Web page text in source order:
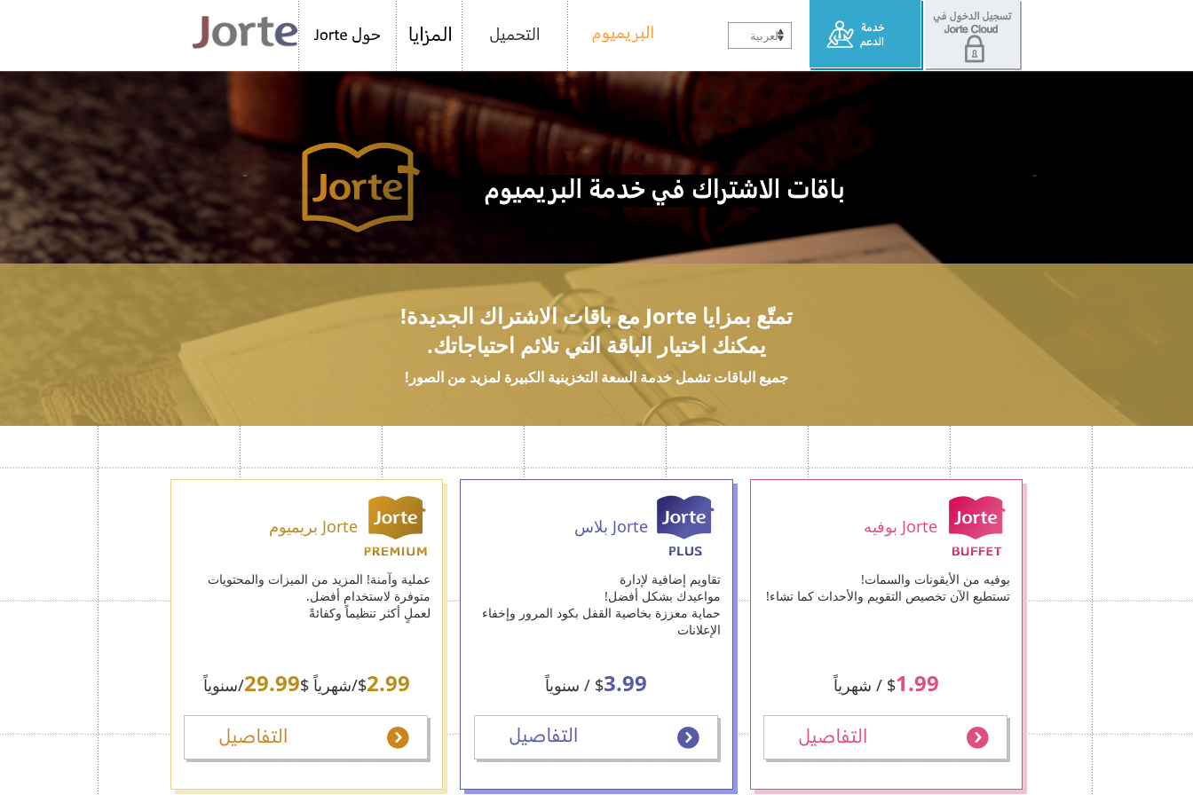
العربية
تمتّع بمزايا Jorte مع باقات الاشتراك الجديدة!
يمكنك اختيار الباقة التي تلائم احتياجاتك.
جميع الباقات تشمل خدمة السعة التخزينية الكبيرة لمزيد من الصور!
Jorte بريميوم
عملية وآمنة! المزيد من الميزات والمحتويات
متوفرة لاستخدام أفضل.
لعملٍ أكثر تنظيماً وكفائةً
$2.99 /شهرياً $29.99/سنوياً
Jorte بلاس
تقاويم إضافية لإدارة
مواعيدك بشكل أفضل!
حماية معززة بخاصية القفل بكود المرور وإخفاء
الإعلانات
$3.99 / سنوياً
Jorte بوفيه
بوفيه من الأيقونات والسمات!
تستطيع الآن تخصيص التقويم والأحداث كما تشاء!
$1.99 / شهرياً